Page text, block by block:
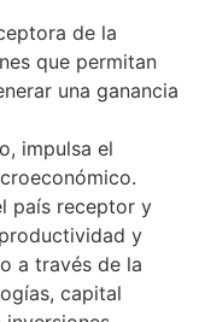
de la
que permitan
una ganancia
impulsa el
país receptor y
y
a través de la
capital